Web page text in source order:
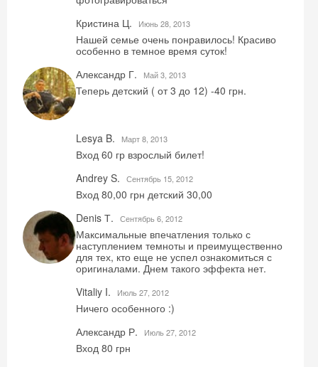
Кристина Ц.
Июнь 28, 2013
Нашей семье очень понравилось! Красиво
особенно в темное время суток!
Александр Г.
Май 3, 2013
Теперь детский ( от 3 до 12) -40 грн.
Lesya B. Mарт 8, 2013
Вход 60 гр взрослый билет!
Andrey S.
Сентябрь 15, 2012
Вход 80,00 грн детский 30,00
Denis Т.
Сентябрь 6, 2012
Максимальные впечатления только с
наступлением темноты и преимущественно
для тех, кто еще не успел ознакомиться с
оригиналами. Днем такого эффекта нет.
Vitaliy I.
Июль 27, 2012
Ничего особенного :)
Александр Р.
Июль 27, 2012
Вход 80 грн